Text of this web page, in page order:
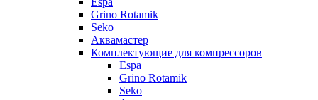
Grino Rotamik
Seko
Аквамастер
Комплектующие для компрессоров
Espa
Grino Rotamik
Seko